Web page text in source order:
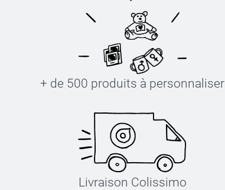
+ de 500 produits à personnaliser
Livraison Colissimo